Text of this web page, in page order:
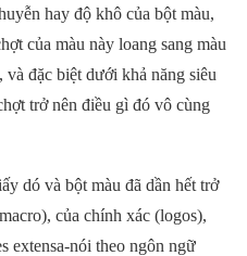
hay độ khô của bột màu,
của màu này loang sang màu
đặc biệt dưới khả năng siêu
trở nên điều gì đó vô cùng
dó và bột màu đã dần hết trở
của chính xác (logos),
extensa-nói theo ngôn ngữ